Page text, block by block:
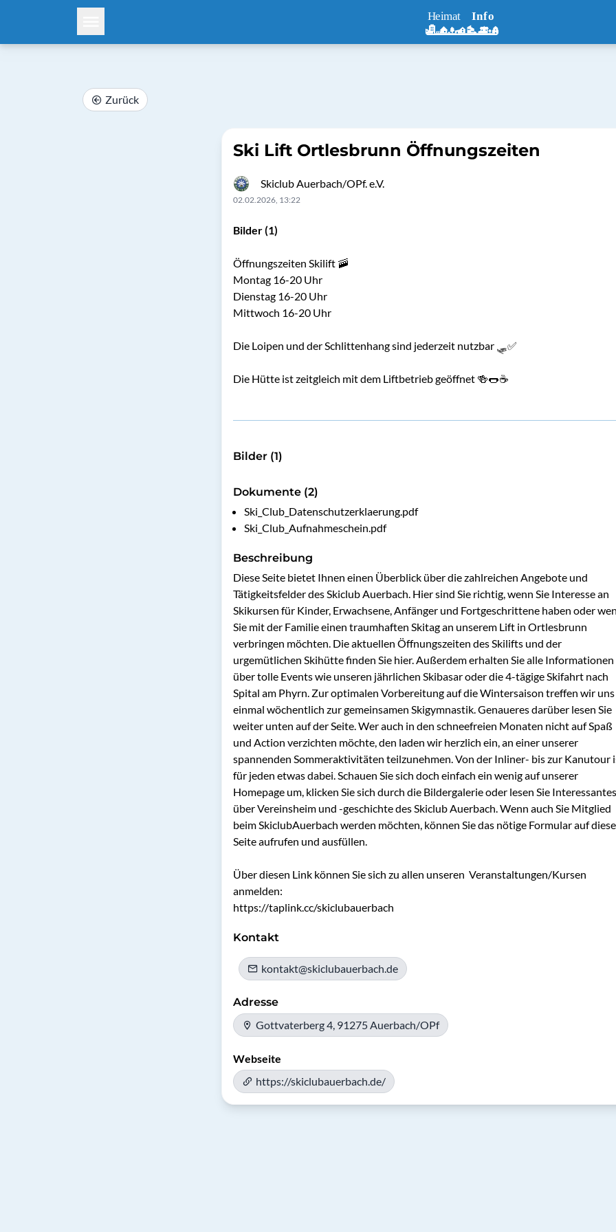
Zurück
Ski Lift Ortlesbrunn Öffnungszeiten
Skiclub Auerbach/OPf. e.V.
02.02.2026, 13:22
Bilder (1)
Öffnungszeiten Skilift 🚠
Montag 16-20 Uhr
Dienstag 16-20 Uhr
Mittwoch 16-20 Uhr
Die Loipen und der Schlittenhang sind jederzeit nutzbar 🛷✅
Die Hütte ist zeitgleich mit dem Liftbetrieb geöffnet 🍻🌭☕️
Bilder (1)
Dokumente (2)
Ski_Club_Datenschutzerklaerung.pdf
Ski_Club_Aufnahmeschein.pdf
Beschreibung
Diese Seite bietet Ihnen einen Überblick über die zahlreichen Angebote und
Tätigkeitsfelder des Skiclub Auerbach. Hier sind Sie richtig, wenn Sie Interesse an
Skikursen für Kinder, Erwachsene, Anfänger und Fortgeschrittene haben oder
Sie mit der Familie einen traumhaften Skitag an unserem Lift in Ortlesbrunn
verbringen möchten. Die aktuellen Öffnungszeiten des Skilifts und der
urgemütlichen Skihütte finden Sie hier. Außerdem erhalten Sie alle Informationen
über tolle Events wie unseren jährlichen Skibasar oder die 4-tägige Skifahrt nach
Spital am Phyrn. Zur optimalen Vorbereitung auf die Wintersaison treffen wir uns
einmal wöchentlich zur gemeinsamen Skigymnastik. Genaueres darüber lesen Sie
weiter unten auf der Seite. Wer auch in den schneefreien Monaten nicht auf Spaß
und Action verzichten möchte, den laden wir herzlich ein, an einer unserer
spannenden Sommeraktivitäten teilzunehmen. Von der Inliner- bis zur Kanutour
für jeden etwas dabei. Schauen Sie sich doch einfach ein wenig auf unserer
Homepage um, klicken Sie sich durch die Bildergalerie oder lesen Sie Interessantes
über Vereinsheim und -geschichte des Skiclub Auerbach. Wenn auch Sie Mitglied
beim SkiclubAuerbach werden möchten, können Sie das nötige Formular auf
Seite aufrufen und ausfüllen.
Über diesen Link können Sie sich zu allen unseren  Veranstaltungen/Kursen
anmelden:
https://taplink.cc/skiclubauerbach
Kontakt
kontakt@skiclubauerbach.de
Adresse
Gottvaterberg 4, 91275 Auerbach/OPf
Webseite
https://skiclubauerbach.de/